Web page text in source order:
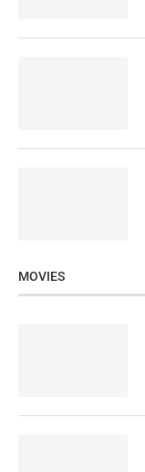
MOVIES